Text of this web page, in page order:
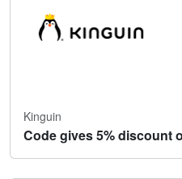
Kinguin
Code gives 5% discount